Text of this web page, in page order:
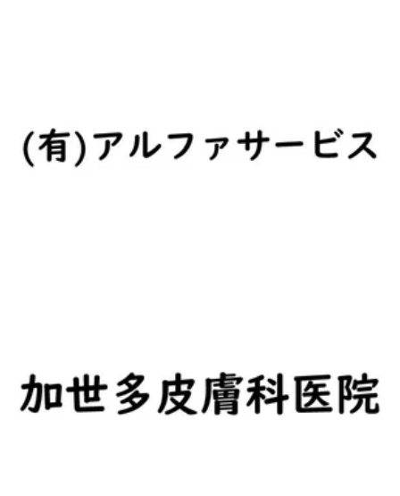
住所：石川県金沢市もりの里3丁目7
アクセス/北鉄バス鈴見町バス停下車 徒歩1分
北鉄バス鈴見台1丁目バス停下車 徒歩5分
北鉄バス若松橋バス停下車 徒歩5分
診療時間/9:00～12:00、14:00～18:00
休診日/日曜・祝日 土曜診療
電話番号/076-234-0050